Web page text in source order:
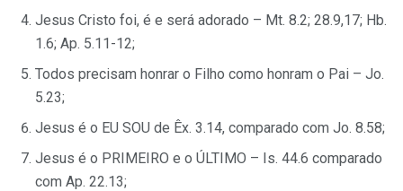
Jesus Cristo foi, é e será adorado – Mt. 8.2; 28.9,17; Hb.
1.6; Ap. 5.11-12;
Todos precisam honrar o Filho como honram o Pai – Jo.
5.23;
Jesus é o EU SOU de Êx. 3.14, comparado com Jo. 8.58;
Jesus é o PRIMEIRO e o ÚLTIMO – Is. 44.6 comparado
com Ap. 22.13;